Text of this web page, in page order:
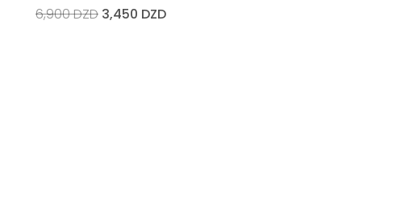
6,900DZD 3,450 DZD